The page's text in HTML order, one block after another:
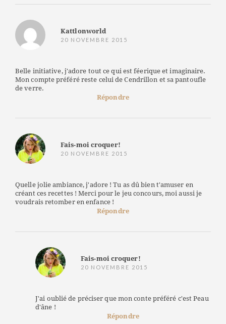
Kattlonworld
20 NOVEMBRE 2015
Belle initiative, j'adore tout ce qui est féerique et imaginaire.
Mon compte préféré reste celui de Cendrillon et sa pantoufle
de verre.
Répondre
Fais-moi croquer!
20 NOVEMBRE 2015
Quelle jolie ambiance, j'adore ! Tu as dû bien t'amuser en
créant ces recettes ! Merci pour le jeu concours, moi aussi je
voudrais retomber en enfance !
Répondre
Fais-moi croquer!
20 NOVEMBRE 2015
J'ai oublié de préciser que mon conte préféré c'est Peau
d'âne !
Répondre